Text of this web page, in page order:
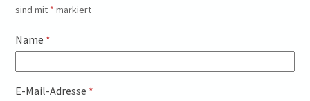
sind mit * markiert
Name *
E-Mail-Adresse *